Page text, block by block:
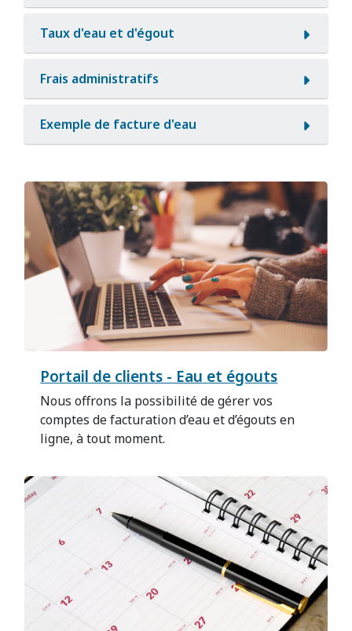
Taux d'eau et d'égout
Frais administratifs
Exemple de facture d'eau
Portail de clients - Eau et égouts
Nous offrons la possibilité de gérer vos
comptes de facturation d’eau et d’égouts en
ligne, à tout moment.